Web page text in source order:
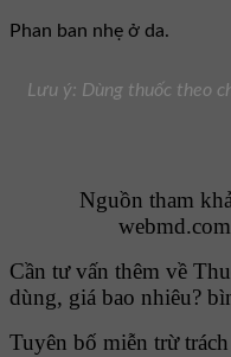
Phan ban nhẹ ở da.
Lưu ý: Dùng thuốc theo
Nguồn tham
Cần tư vấn thêm về
dùng, giá bao nhiêu?
Tuyên bố miễn trừ